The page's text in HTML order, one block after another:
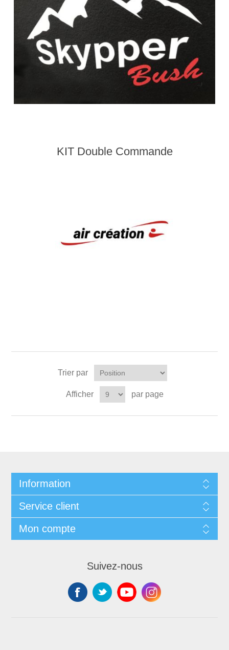
KIT Double Commande
Trier par
Afficher par page
Information
Service client
Mon compte
Suivez-nous